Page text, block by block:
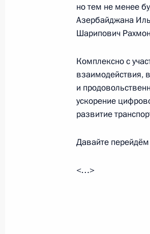
25 мая 2023 года,
Заседание ВЕЭС
25 мая 2023 года,
Пленарное
24 мая 2023 года,
но тем не менее
Азербайджана
Шарипович
Комплексно с
взаимодействия,
и
ускорение
развитие
Давайте
<…>